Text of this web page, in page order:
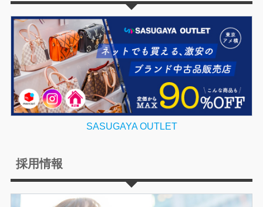
SASUGAYA OUTLET
採用情報